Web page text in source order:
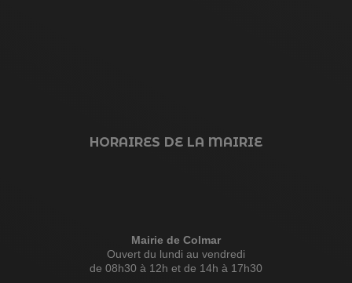
HORAIRES DE LA MAIRIE
Mairie de Colmar
Ouvert du lundi au vendredi
de 08h30 à 12h et de 14h à 17h30